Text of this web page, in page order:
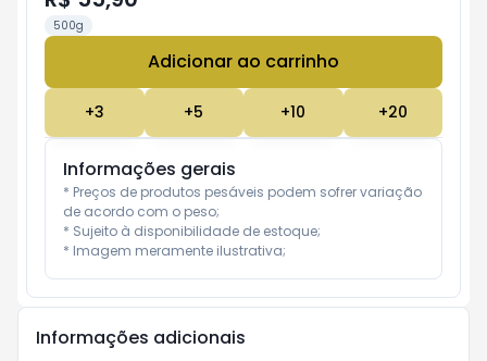
500g
Adicionar ao carrinho
+3 +5 +10 +20
Informações gerais
* Preços de produtos pesáveis podem sofrer variação
de acordo com o peso;
* Sujeito à disponibilidade de estoque;
* Imagem meramente ilustrativa;
Informações adicionais